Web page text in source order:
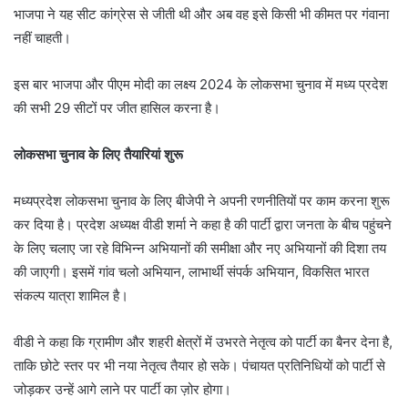
भाजपा ने यह सीट कांग्रेस से जीती थी और अब वह इसे किसी भी कीमत पर गंवाना
नहीं चाहती।
इस बार भाजपा और पीएम मोदी का लक्ष्य 2024 के लोकसभा चुनाव में मध्य प्रदेश
की सभी 29 सीटों पर जीत हासिल करना है।
लोकसभा चुनाव के लिए तैयारियां शुरू
मध्यप्रदेश लोकसभा चुनाव के लिए बीजेपी ने अपनी रणनीतियों पर काम करना शुरू
कर दिया है। प्रदेश अध्यक्ष वीडी शर्मा ने कहा है की पार्टी द्वारा जनता के बीच पहुंचने
के लिए चलाए जा रहे विभिन्न अभियानों की समीक्षा और नए अभियानों की दिशा तय
की जाएगी। इसमें गांव चलो अभियान, लाभार्थी संपर्क अभियान, विकसित भारत
संकल्प यात्रा शामिल है।
वीडी ने कहा कि ग्रामीण और शहरी क्षेत्रों में उभरते नेतृत्व को पार्टी का बैनर देना है,
ताकि छोटे स्तर पर भी नया नेतृत्व तैयार हो सके। पंचायत प्रतिनिधियों को पार्टी से
जोड़कर उन्हें आगे लाने पर पार्टी का ज़ोर होगा।